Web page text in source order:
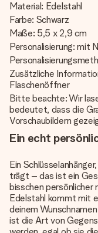
Material: Edelstahl
Farbe: Schwarz
Maße: 5,5 x 2,9 cm
Personalisierung: mit
Zusätzliche
Flaschenöffner
Bitte beachte: Wir
bedeutet, dass die
Vorschaubildern
Ein echt
Ein
trägt – das ist ein
bisschen persönlicher
Edelstahl kommt mit
deinem
ist die Art von